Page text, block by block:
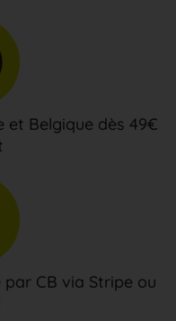
et Belgique dès 49€
par CB via Stripe ou